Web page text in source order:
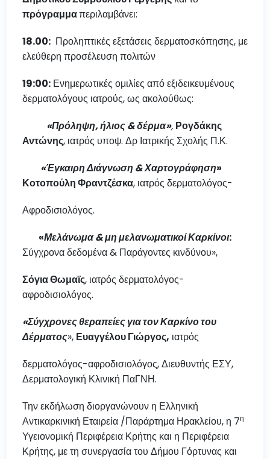
πρόγραμμαπεριλαμβάνει:
18.00: Προληπτικές εξετάσεις δερματοσκόπησης, με
ελεύθερη προσέλευση πολιτών
19:00: Ενημερωτικές ομιλίες από εξιδεικευμένους
δερματολόγους ιατρούς, ως ακολούθως:
«Πρόληψη, ήλιος & δέρμα», Ρογδάκης
Αντώνης, ιατρός υποψ. Δρ Ιατρικής Σχολής Π.Κ.
«Έγκαιρη Διάγνωση & Χαρτογράφηση»
Κοτοπούλη Φραντζέσκα, ιατρός δερματολόγος-
Αφροδισιολόγος.
«Μελάνωμα & μη μελανωματικοί Καρκίνοι:
Σύγχρονα δεδομένα & Παράγοντες κινδύνου»,
Σόγια Θωμαϊς, ιατρός δερματολόγος-
αφροδισιολόγος.
«Σύγχρονες θεραπείες για τον Καρκίνο του
Δέρματος», Ευαγγέλου Γιώργος, ιατρός
δερματολόγος-αφροδισιολόγος, Διευθυντής ΕΣΥ,
Δερματολογική Κλινική ΠαΓΝΗ.
Την εκδήλωση διοργανώνουν η Ελληνική
Αντικαρκινική Εταιρεία /Παράρτημα Ηρακλείου, η 7η
Υγειονομική Περιφέρεια Κρήτης και η Περιφέρεια
Κρήτης, με τη συνεργασία του Δήμου Γόρτυνας και